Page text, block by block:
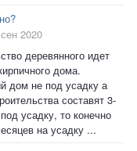
2020
деревянного идет
дома.
дом не под усадку а
составят 3-
усадку, то конечно
на усадку ...